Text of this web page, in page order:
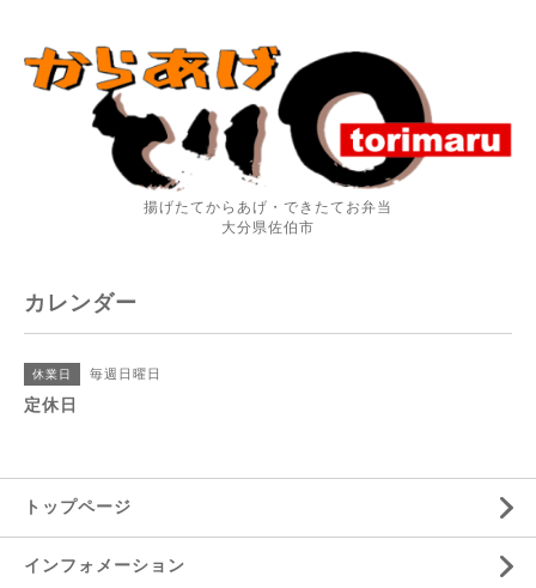
揚げたてからあげ・できたてお弁当
大分県佐伯市
カレンダー
休業日 毎週日曜日
定休日
トップページ
インフォメーション